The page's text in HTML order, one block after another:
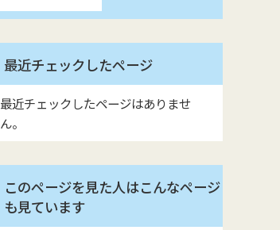
最近チェックしたページ
最近チェックしたページはありませ
ん。
このページを見た人はこんなページ
も見ています